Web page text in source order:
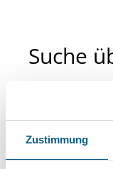
Zustimmung
Suche
Sie suchen
Projekt oder